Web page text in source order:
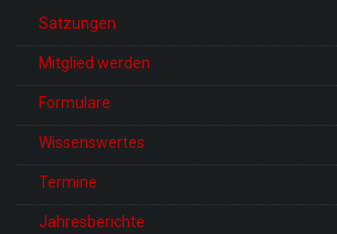
Satzungen
Mitglied werden
Formulare
Wissenswertes
Termine
Jahresberichte